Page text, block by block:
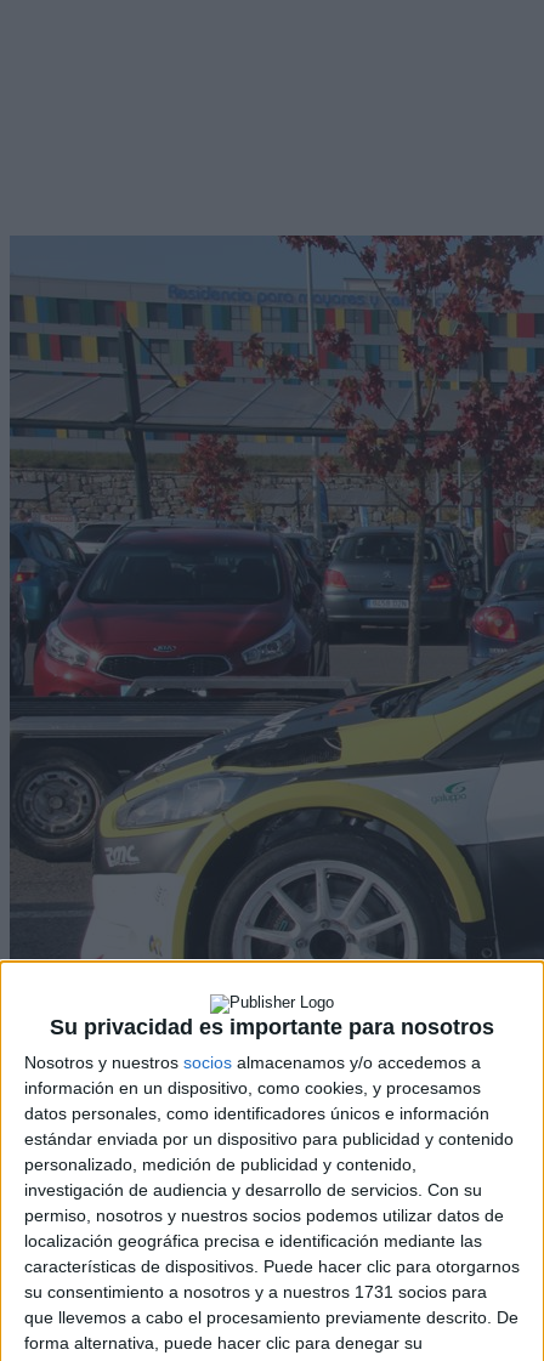
Su privacidad es importante para nosotros
Nosotros y nuestros socios almacenamos y/o accedemos a
información en un dispositivo, como cookies, y procesamos
datos personales, como identificadores únicos e información
estándar enviada por un dispositivo para publicidad y contenido
personalizado, medición de publicidad y contenido,
investigación de audiencia y desarrollo de servicios. Con su
permiso, nosotros y nuestros socios podemos utilizar datos de
localización geográfica precisa e identificación mediante las
características de dispositivos. Puede hacer clic para otorgarnos
su consentimiento a nosotros y a nuestros 1731 socios para
que llevemos a cabo el procesamiento previamente descrito. De
forma alternativa, puede hacer clic para denegar su
Ver equipoClasificación
Rallyes